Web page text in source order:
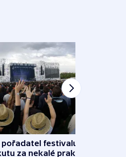
pořadatel festivalu
za nekalé praktiky